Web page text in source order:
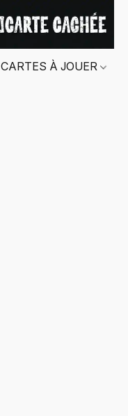
CARTES À JOUER